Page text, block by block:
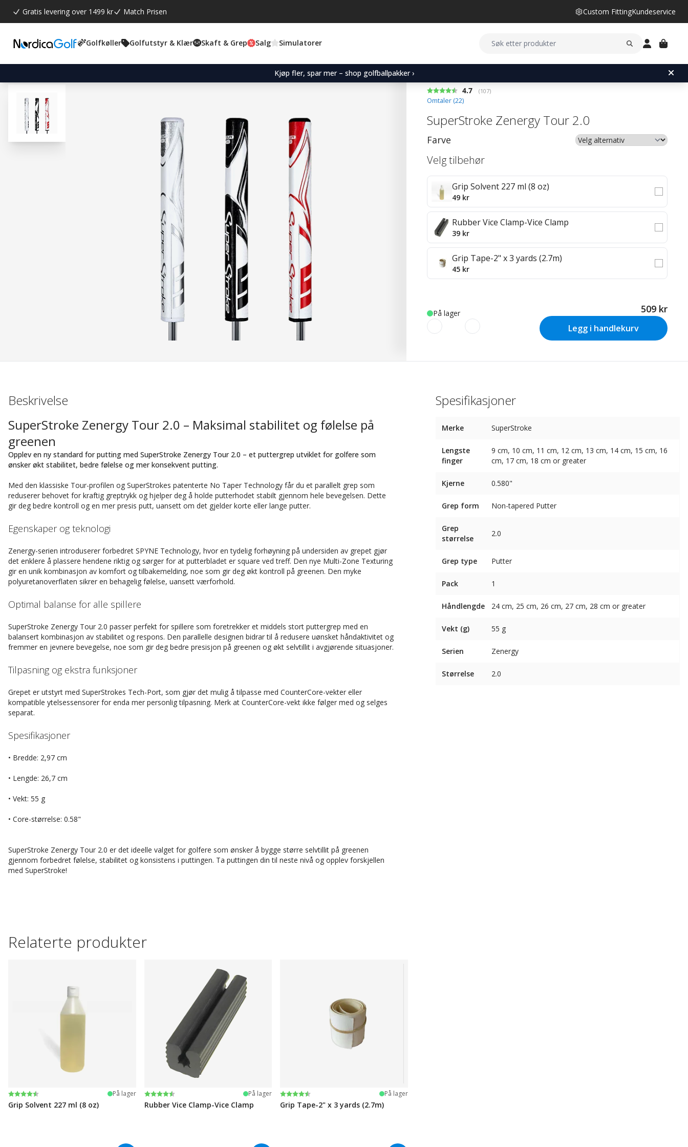
Gratis levering over 1499 kr Match Prisen Custom FittingKundeservice
Golfkøller Golfutstyr & Klær Skaft & Grep Salg Simulatorer
Kjøp fler, spar mer – shop golfballpakker ›
Gjennomsnittskarakter:
4.7 (stemmer:
107)
Omtaler (22)
SuperStroke Zenergy Tour 2.0
Farve
Velg tilbehør
Grip Solvent 227 ml (8 oz)
49 kr
Rubber Vice Clamp-Vice Clamp
39 kr
Grip Tape-2" x 3 yards (2.7m)
45 kr
På lager 509 kr
Legg i handlekurv
Beskrivelse
SuperStroke Zenergy Tour 2.0 – Maksimal stabilitet og følelse på
greenen
Opplev en ny standard for putting med SuperStroke Zenergy Tour 2.0 – et puttergrep utviklet for golfere som
ønsker økt stabilitet, bedre følelse og mer konsekvent putting.
Med den klassiske Tour-profilen og SuperStrokes patenterte No Taper Technology får du et parallelt grep som
reduserer behovet for kraftig greptrykk og hjelper deg å holde putterhodet stabilt gjennom hele bevegelsen. Dette
gir deg bedre kontroll og en mer presis putt, uansett om det gjelder korte eller lange putter.
Egenskaper og teknologi
Zenergy-serien introduserer forbedret SPYNE Technology, hvor en tydelig forhøyning på undersiden av grepet gjør
det enklere å plassere hendene riktig og sørger for at putterbladet er square ved treff. Den nye Multi-Zone Texturing
gir en unik kombinasjon av komfort og tilbakemelding, noe som gir deg økt kontroll på greenen. Den myke
polyuretanoverflaten sikrer en behagelig følelse, uansett værforhold.
Optimal balanse for alle spillere
SuperStroke Zenergy Tour 2.0 passer perfekt for spillere som foretrekker et middels stort puttergrep med en
balansert kombinasjon av stabilitet og respons. Den parallelle designen bidrar til å redusere uønsket håndaktivitet og
fremmer en jevnere bevegelse, noe som gir deg bedre presisjon på greenen og økt selvtillit i avgjørende situasjoner.
Tilpasning og ekstra funksjoner
Grepet er utstyrt med SuperStrokes Tech-Port, som gjør det mulig å tilpasse med CounterCore-vekter eller
kompatible ytelsessensorer for enda mer personlig tilpasning. Merk at CounterCore-vekt ikke følger med og selges
separat.
Spesifikasjoner
• Bredde: 2,97 cm
• Lengde: 26,7 cm
• Vekt: 55 g
• Core-størrelse: 0.58"
SuperStroke Zenergy Tour 2.0 er det ideelle valget for golfere som ønsker å bygge større selvtillit på greenen
gjennom forbedret følelse, stabilitet og konsistens i puttingen. Ta puttingen din til neste nivå og opplev forskjellen
med SuperStroke!
Spesifikasjoner
Merke SuperStroke
Lengste
finger
9 cm, 10 cm, 11 cm, 12 cm, 13 cm, 14 cm, 15 cm, 16
cm, 17 cm, 18 cm or greater
Kjerne 0.580"
Grep form Non-tapered Putter
Grep
størrelse
2.0
Grep type Putter
Pack 1
Håndlengde 24 cm, 25 cm, 26 cm, 27 cm, 28 cm or greater
Vekt (g) 55 g
Serien Zenergy
Størrelse 2.0
Relaterte produkter
Karakter:
4.6 av 5 mulige På lager
Grip Solvent 227 ml (8 oz)
Karakter:
4.6 av 5 mulige På lager
Rubber Vice Clamp-Vice Clamp
Karakter:
4.5 av 5 mulige På lager
Grip Tape-2" x 3 yards (2.7m)